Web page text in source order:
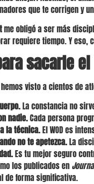
que te corrigen y
me obligó a ser más
requiere tiempo. Y
sacarle
visto a cientos de
La constancia no
nadie.Cada persona
la técnica.El WOD es
no te apetezca.La
Es tu mejor seguro
los publicados en
de forma significativa.